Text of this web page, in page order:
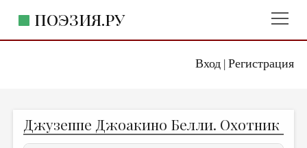
Вход| Регистрация
ПОЭЗИЯ.РУ
ЖАНРЫ
Джузеппе Джоакино Белли. Охотник